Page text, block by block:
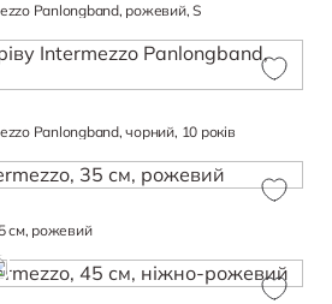
Panlongband, рожевий, S
Panlongband, чорний, 10 років
см, рожевий